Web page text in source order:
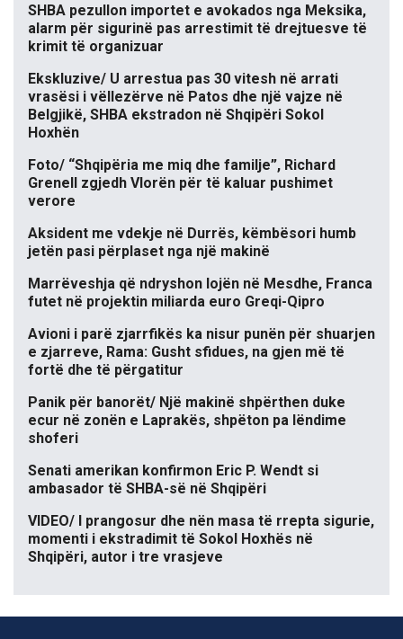
SHBA pezullon importet e avokados nga Meksika,
alarm për sigurinë pas arrestimit të drejtuesve të
krimit të organizuar
Ekskluzive/ U arrestua pas 30 vitesh në arrati
vrasësi i vëllezërve në Patos dhe një vajze në
Belgjikë, SHBA ekstradon në Shqipëri Sokol
Hoxhën
Foto/ “Shqipëria me miq dhe familje”, Richard
Grenell zgjedh Vlorën për të kaluar pushimet
verore
Aksident me vdekje në Durrës, këmbësori humb
jetën pasi përplaset nga një makinë
Marrëveshja që ndryshon lojën në Mesdhe, Franca
futet në projektin miliarda euro Greqi-Qipro
Avioni i parë zjarrfikës ka nisur punën për shuarjen
e zjarreve, Rama: Gusht sfidues, na gjen më të
fortë dhe të përgatitur
Panik për banorët/ Një makinë shpërthen duke
ecur në zonën e Laprakës, shpëton pa lëndime
shoferi
Senati amerikan konfirmon Eric P. Wendt si
ambasador të SHBA-së në Shqipëri
VIDEO/ I prangosur dhe nën masa të rrepta sigurie,
momenti i ekstradimit të Sokol Hoxhës në
Shqipëri, autor i tre vrasjeve